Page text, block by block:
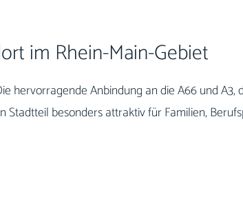
im Rhein-Main-Gebiet
Anbindung an die A66 und
besonders attraktiv für Familien,